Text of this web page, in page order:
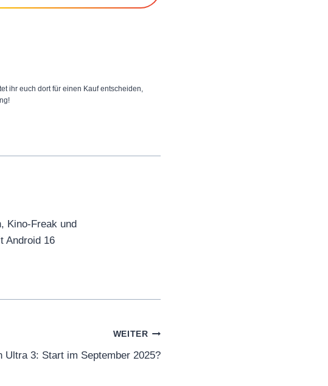
ihr euch dort für einen Kauf entscheiden,
Kino-Freak und
Android 16
WEITER
Ultra 3: Start im September 2025?